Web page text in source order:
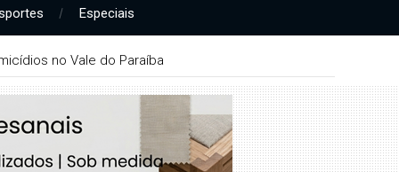
Especiais
no Vale do Paraíba